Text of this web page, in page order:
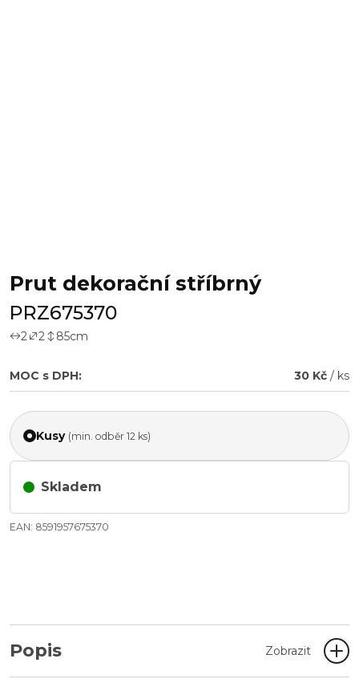
Prut dekorační stříbrný
PRZ675370
2 2 85cm
MOC s DPH: 30 Kč / ks
Kusy (min. odběr 12 ks)
Skladem
EAN: 8591957675370
Popis Zobrazit